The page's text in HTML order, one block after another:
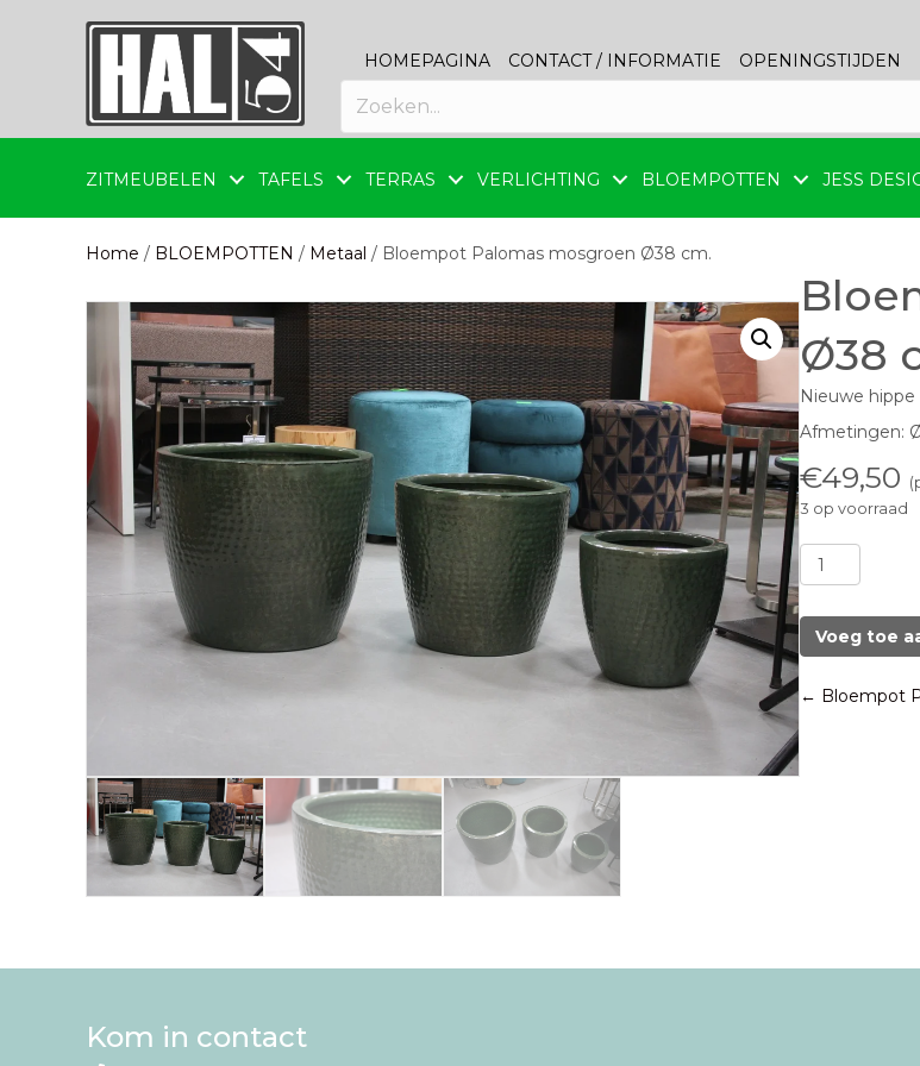
HOMEPAGINA CONTACT / INFORMATIE OPENINGSTIJDEN
ZITMEUBELEN TAFELS TERRAS VERLICHTING BLOEMPOTTEN JESS
Home / BLOEMPOTTEN / Metaal / Bloempot Palomas mosgroen Ø38 cm.
Ø38
Nieuwe
Afmetingen:
€49,50
3 op voorraad
Bloempot
Palomas
Ø38
cm.
Voeg toe
Posts
← Bloempot
Kom in contact